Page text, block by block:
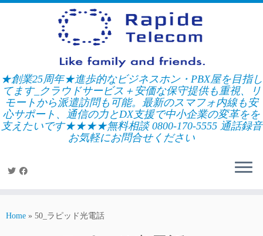
Skip
★創業25周年★進歩的なビジネスホン・PBX屋を目指し
てます_クラウドサービス＋安価な保守提供も重視、リ
モートから派遣訪問も可能。最新のスマフォ内線も安
心サポート、通信の力とDX支援で中小企業の変革をを
支えたいです★★★★無料相談 0800-170-5555 通話録音
お気軽にお問合せください
Home » 50_ラピッド光電話